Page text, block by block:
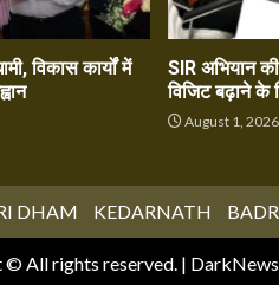
विकास कार्यों में
SIR अभियान की
विजिट बढ़ाने के
August 1, 2026
DHAM KEDARNATH
All rights reserved. | DarkNews